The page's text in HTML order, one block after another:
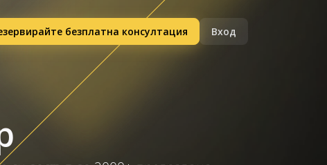
безплатна консултация Вход